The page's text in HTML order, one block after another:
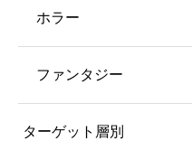
ホラー
ファンタジー
ターゲット層別